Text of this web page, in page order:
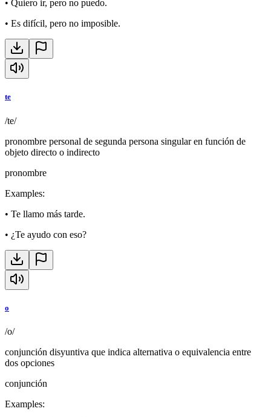
• Quiero ir, pero no puedo.
• Es difícil, pero no imposible.
te
/te/
pronombre personal de segunda persona singular en función de
objeto directo o indirecto
pronombre
Examples:
• Te llamo más tarde.
• ¿Te ayudo con eso?
o
/o/
conjunción disyuntiva que indica alternativa o equivalencia entre
dos opciones
conjunción
Examples: